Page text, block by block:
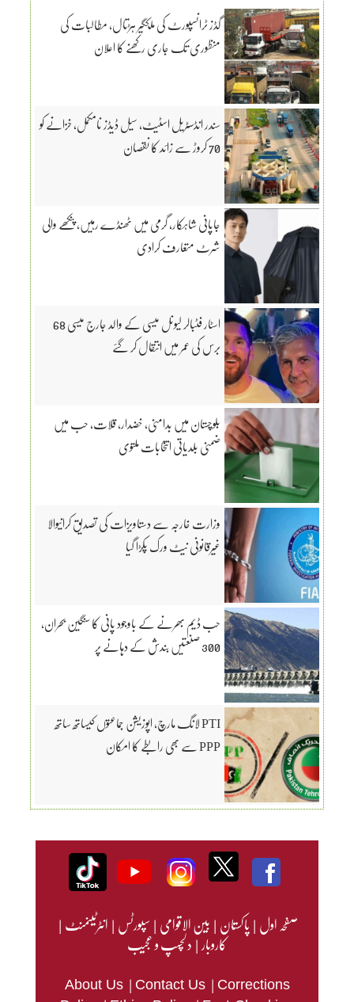
گڈز ٹرانسپورٹ کی ملکگیر ہڑتال، مطالبات کی
منظوری تک جاری رکھنے کا اعلان
سندر انڈسٹریل اسٹیٹ، سیل ڈیڈز نامکمل، خزانے کو
70 کروڑ سے زائد کا نقصان
جاپانی شاہکار، گرمی میں ٹھنڈے رہیں، پنکھے والی
شرٹ متعارف کرادی
اسٹار فٹبالر لیونل میسی کے والد جارج میسی 68
برس کی عمر میں انتقال کر گئے
بلوچستان میں بدامنی، خضدار، قلات، حب میں
ضمنی بلدیاتی انتخابات ملتوی
وزارت خارجہ سے دستاویزات کی تصدیق کرانیوالا
غیرقانونی نیٹ ورک پکڑا گیا
حب ڈیم بھرنے کے باوجود پانی کا سنگین بحران،
300 صنعتیں بندش کے دہانے پر
PTI لانگ مارچ، اپوزیشن جماعتوں کیساتھ ساتھ
PPP سے بھی رابطے کا امکان
صفحہ اول|پاکستان|بین الاقوامی|سپورٹس|انٹرٹینمنٹ|
کاروبار|دلچسپ و عجیب
About Us | Contact Us | Corrections